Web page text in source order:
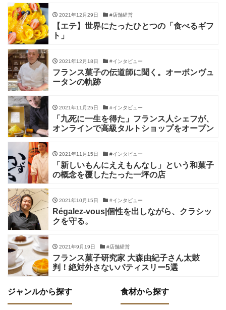
2021年12月29日 #店舗経営
【エテ】世界にたったひとつの「食べるギフ
ト」
2021年12月18日 #インタビュー
フランス菓子の伝道師に聞く。オーボンヴュ
ータンの軌跡
2021年11月25日 #インタビュー
「九死に一生を得た」フランス人シェフが、
オンラインで高級タルトショップをオープン
2021年11月15日 #インタビュー
「新しいもんにええもんなし」という和菓子
の概念を覆したたった一坪の店
2021年10月15日 #インタビュー
Régalez-vous|個性を出しながら、クラシッ
クを守る。
2021年9月19日 #店舗経営
フランス菓子研究家 大森由紀子さん太鼓
判！絶対外さないパティスリー5選
ジャンルから探す 食材から探す